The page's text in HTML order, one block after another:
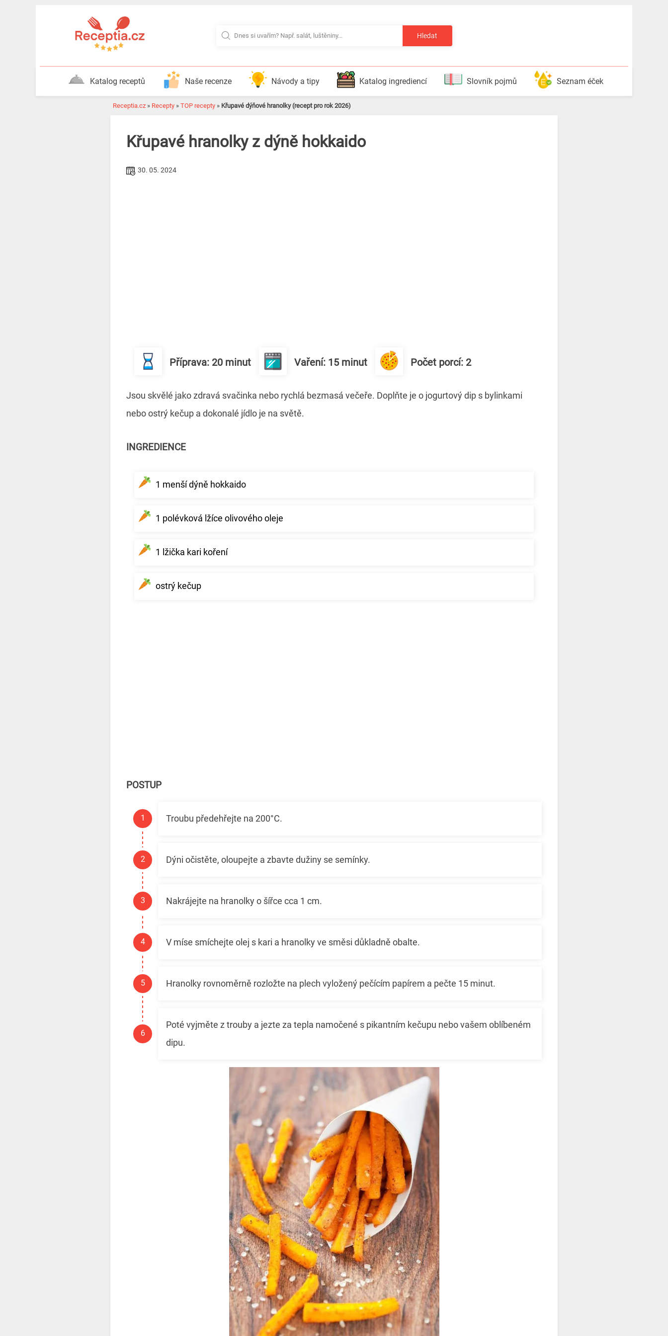
Hledat
Katalog receptů Naše recenze Návody a tipy Katalog ingrediencí Slovník pojmů Seznam éček
Receptia.cz » Recepty » TOP recepty » Křupavé dýňové hranolky (recept pro rok 2026)
Křupavé hranolky z dýně hokkaido
30. 05. 2024
Příprava: 20 minut Vaření: 15 minut Počet porcí: 2
Jsou skvělé jako zdravá svačinka nebo rychlá bezmasá večeře. Doplňte je o jogurtový dip s bylinkami
nebo ostrý kečup a dokonalé jídlo je na světě.
INGREDIENCE
1 menší dýně hokkaido
1 polévková lžíce olivového oleje
1 lžička kari koření
ostrý kečup
POSTUP
Troubu předehřejte na 200°C.
Dýni očistěte, oloupejte a zbavte dužiny se semínky.
Nakrájejte na hranolky o šířce cca 1 cm.
V míse smíchejte olej s kari a hranolky ve směsi důkladně obalte.
Hranolky rovnoměrně rozložte na plech vyložený pečícím papírem a pečte 15 minut.
Poté vyjměte z trouby a jezte za tepla namočené s pikantním kečupu nebo vašem oblíbeném
dipu.